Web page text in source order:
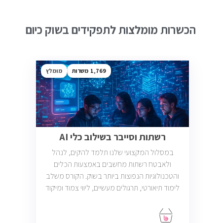
הכשרות מומלצות לתפקידים בשוק כיום
1,769 מומלץ
רשתות וסייבר בשילוב כלי AI
במסלול המקצועי שלנו תלמד להקים, לנהל
ולאבטח רשתות מחשבים באמצעות הכלים
והטכנולוגיות הנפוצות ביותר בשוק. הקורס משלב
לימוד תיאורטי, תרגולים מעשיים, ליווי צמוד ומיקוד